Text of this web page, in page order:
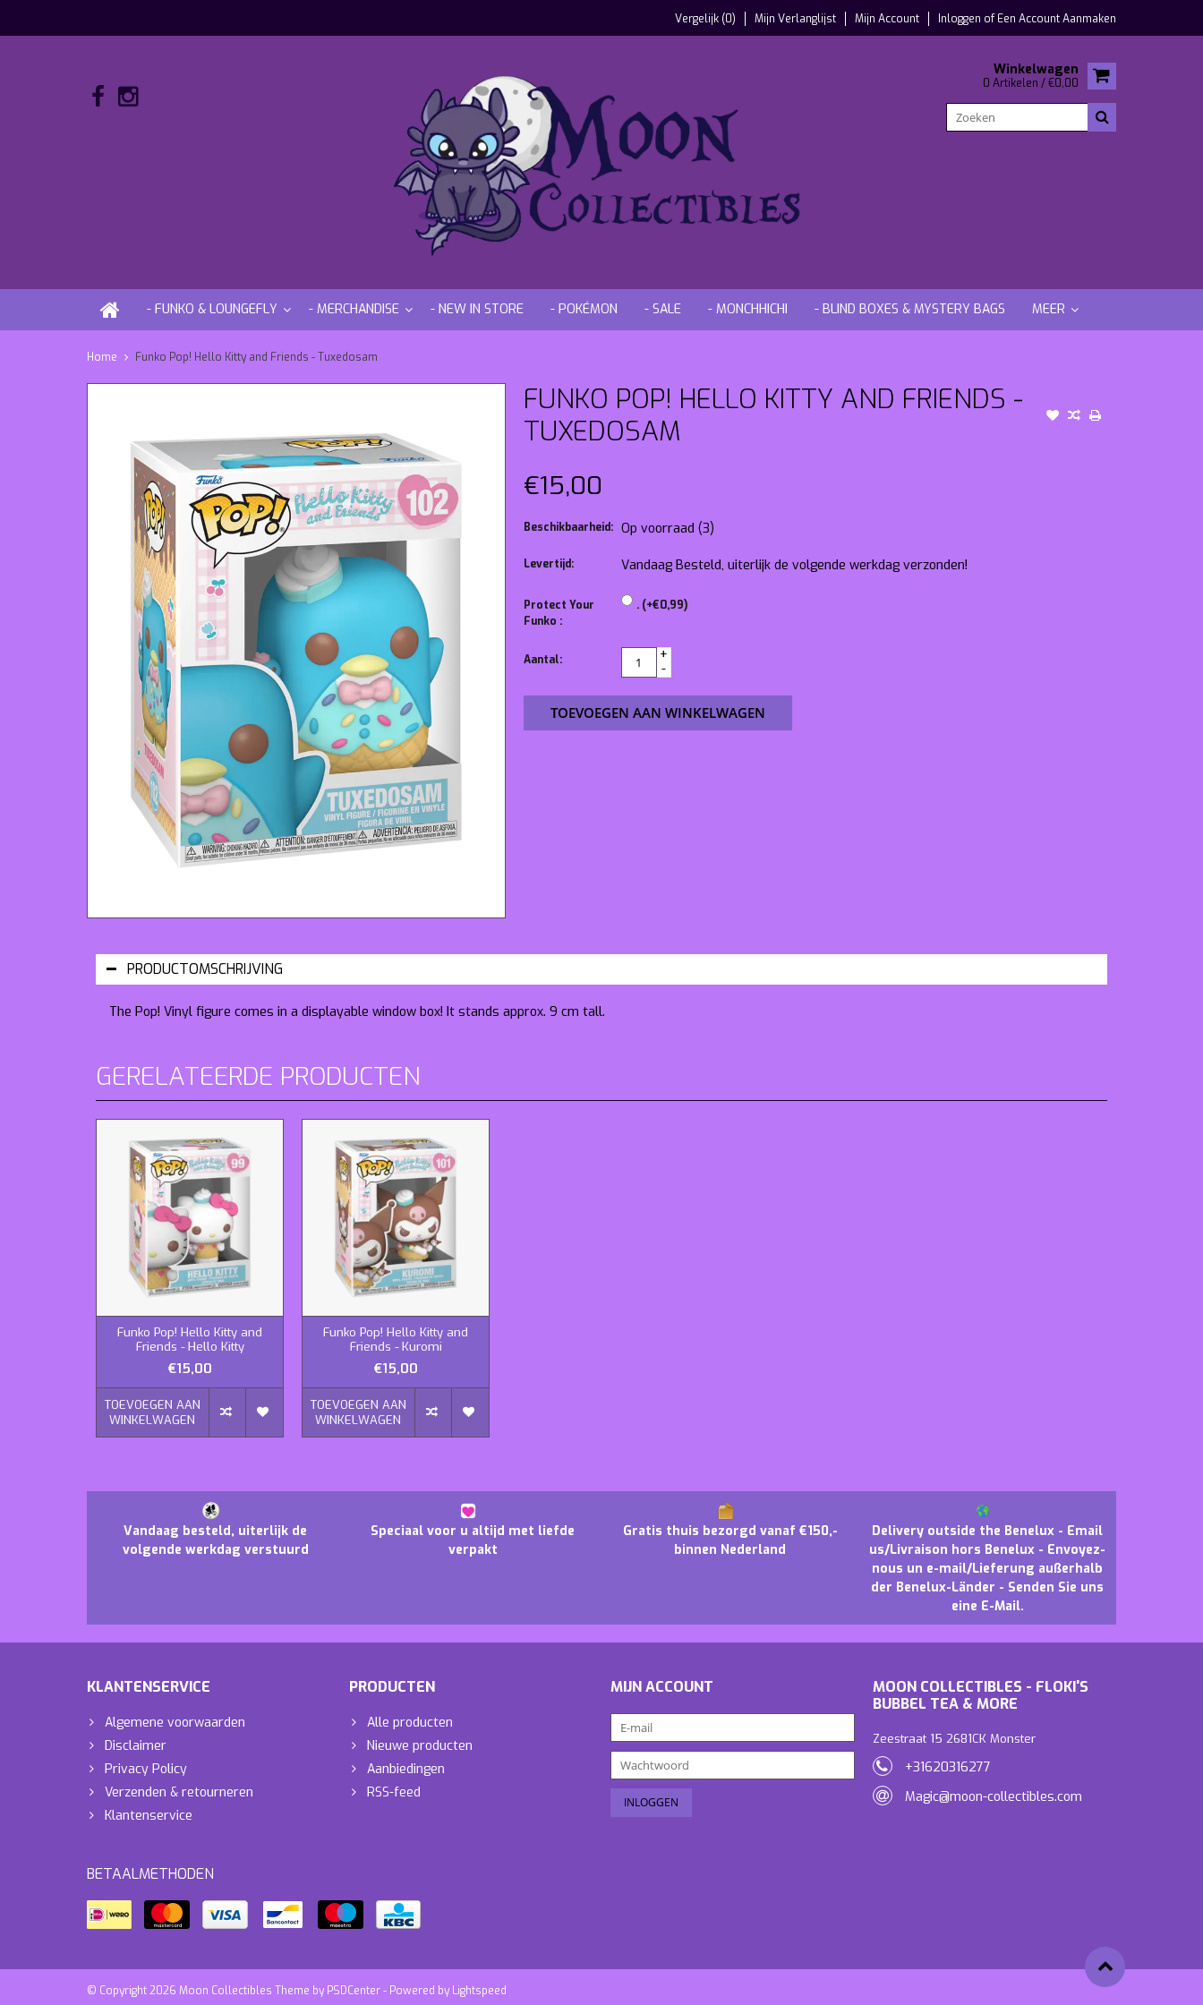
Vergelijk (0) Mijn Verlanglijst Mijn Account Inloggen ofEen Account Aanmaken
Winkelwagen
0 Artikelen / €0,00
- FUNKO & LOUNGEFLY - MERCHANDISE - NEW IN STORE - POKÉMON - SALE - MONCHHICHI - BLIND BOXES & MYSTERY BAGS MEER
Home Funko Pop! Hello Kitty and Friends - Tuxedosam
FUNKO POP! HELLO KITTY AND FRIENDS -
TUXEDOSAM
€15,00
Beschikbaarheid: Op voorraad (3)
Levertijd: Vandaag Besteld, uiterlijk de volgende werkdag verzonden!
Protect Your
Funko :
. (+€0,99)
Aantal:
+
-
TOEVOEGEN AAN WINKELWAGEN
PRODUCTOMSCHRIJVING
The Pop! Vinyl figure comes in a displayable window box! It stands approx. 9 cm tall.
GERELATEERDE PRODUCTEN
Funko Pop! Hello Kitty and
Friends - Hello Kitty
€15,00
TOEVOEGEN AAN
WINKELWAGEN
Funko Pop! Hello Kitty and
Friends - Kuromi
€15,00
TOEVOEGEN AAN
WINKELWAGEN
Vandaag besteld, uiterlijk de
volgende werkdag verstuurd
Speciaal voor u altijd met liefde
verpakt
Gratis thuis bezorgd vanaf €150,-
binnen Nederland
Delivery outside the Benelux - Email
us/Livraison hors Benelux - Envoyez-
nous un e-mail/Lieferung außerhalb
der Benelux-Länder - Senden Sie uns
eine E-Mail.
KLANTENSERVICE
Algemene voorwaarden
Disclaimer
Privacy Policy
Verzenden & retourneren
Klantenservice
PRODUCTEN
Alle producten
Nieuwe producten
Aanbiedingen
RSS-feed
MIJN ACCOUNT
MOON COLLECTIBLES - FLOKI'S
BUBBEL TEA & MORE
Zeestraat 15 2681CK Monster
+31620316277
Magic@moon-collectibles.com
BETAALMETHODEN
© Copyright 2026 Moon Collectibles Theme by PSDCenter- Powered by Lightspeed